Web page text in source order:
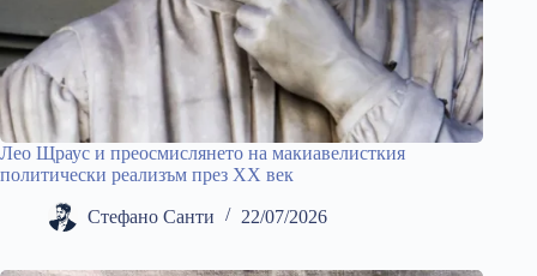
Лео Щраус и преосмислянето на макиавелисткия
политически реализъм през ХХ век
Стефано Санти 22/07/2026